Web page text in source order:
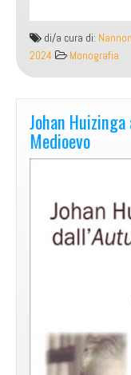
di/a cura di:
2024
Monografia
Johan
Medioevo